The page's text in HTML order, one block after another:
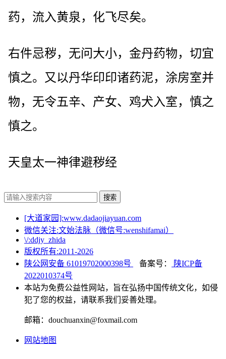
药，流入黄泉，化飞尽矣。
右件忌秽，无问大小，金丹药物，切宜
慎之。又以丹华印印诸药泥，涂房室并
物，无令五辛、产女、鸡犬入室，慎之
慎之。
天皇太一神律避秽经
搜索
[大道家园]:www.dadaojiayuan.com
微信关注:文始法脉（微信号:wenshifamai）
\/:ddjy_zhida
版权所有:2011-2026
陕公网安备 61019702000398号
备案号：
陕ICP备
2022010374号
本站为免费公益性网站，旨在弘扬中国传统文化，如侵
犯了您的权益，请联系我们妥善处理。
邮箱：douchuanxin@foxmail.com
网站地图